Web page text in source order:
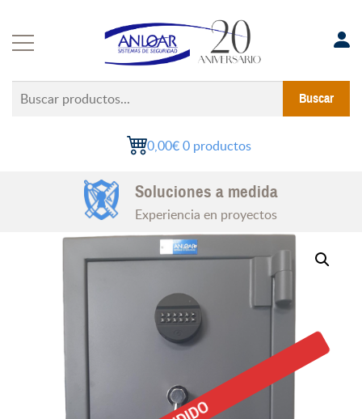
contenido
Buscar
productos...
Buscar
0,00€0 productos
Instalaciones Certificadas
Todo el territorio nacional
Soluciones a medida
Experiencia en proyectos